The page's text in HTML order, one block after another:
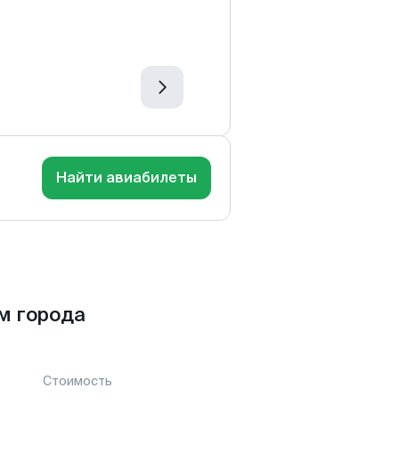
Найти авиабилеты
города
Стоимость